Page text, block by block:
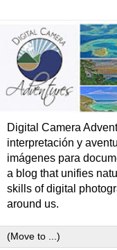
Digital Camera
interpretación y
imágenes para
a blog that unifies
skills of digital
around us.